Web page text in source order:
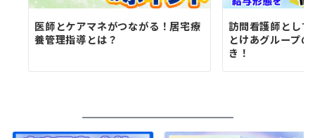
医師とケアマネがつながる！居宅療
養管理指導とは？
訪問看護師とし
とけあグループ
き！